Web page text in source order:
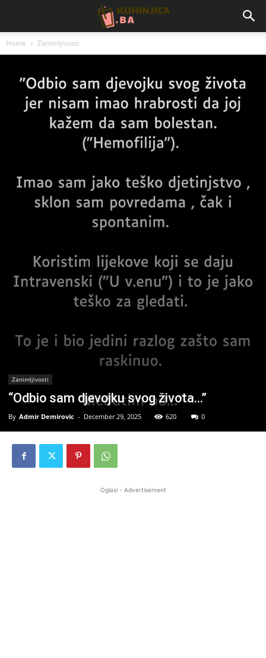
Home Zanimljivosti
Zanimljivosti
“Odbio sam djevojku svog života…”
By Admir Demirovic - December 29, 2025 620 0
Oglasi - Advertisement